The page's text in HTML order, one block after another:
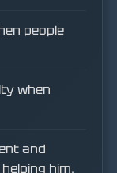
people
when
and
him.